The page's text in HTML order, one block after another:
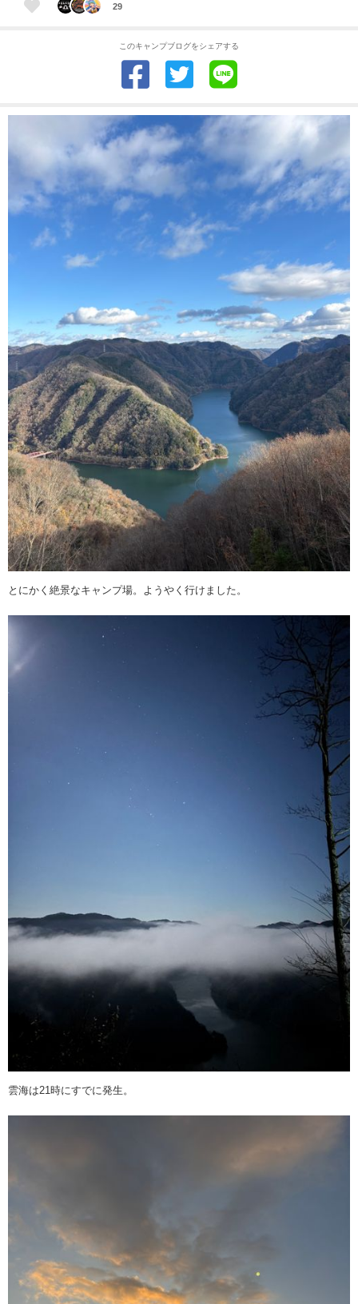
29
このキャンプブログをシェアする
とにかく絶景なキャンプ場。ようやく行けました。
雲海は21時にすでに発生。